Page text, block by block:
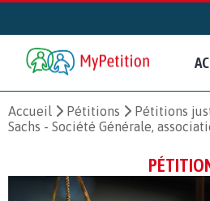
Accueil Pétitions Pétitions
Sachs - Société Générale,